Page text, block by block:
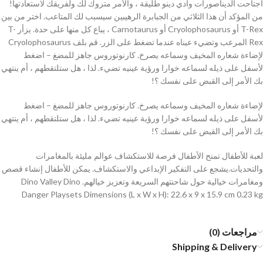
اجتاحت الديناصورات وادي دينو طليقة ، والأمر متروك لك ولفريقك لاستعادتها!
من المؤكد أن هذا الثلاثي من الجبابرة الرهيبين سيسبب لك المتاعب. اختر من بين
T-Rex أو Cryolophosaurus أو Carnotaurus ، يباع كل منها على حدة. يزأر T-
Rex المرعب وتضيء عيناه عندما تضغط على الزر. قم بلف Cryolophosaurus
لإضاءة شعاره المخيف وسماعه يصرخ. كارنوتوروس جاهز للمضغ – اضغط
لأسفل على ذيله لسماعه خوارا ورؤية عينيه تضيء. لذا ، هل ستلتقطهم ، أم ينتهي
بك الأمر إلى القبض على نفسك ؟!
لإضاءة شعاره المخيف وسماعه يصرخ. كارنوتوروس جاهز للمضغ – اضغط
لأسفل على ذيله لسماعه خوارا ورؤية عينيه تضيء. لذا ، هل ستلتقطهم ، أم ينتهي
بك الأمر إلى القبض على نفسك ؟!
لعبة للأطفال تمنح الأطفال فرصة للاستكشاف عوالم مليئة بالمغامرات
والتحديات.يشجع على التفكير الإبداعي والاستكشاف. يمكن للأطفال إنشاء قصص
ومغامرات خيالية حول شاحنتهم السريعة وتعزيز خيالهم. Dino Valley Dino
Danger Playsets Dimensions (L x W x H): 22.6 x 9 x 15.9 cm 0.23 kg
مراجعات (0)
Shipping & Delivery